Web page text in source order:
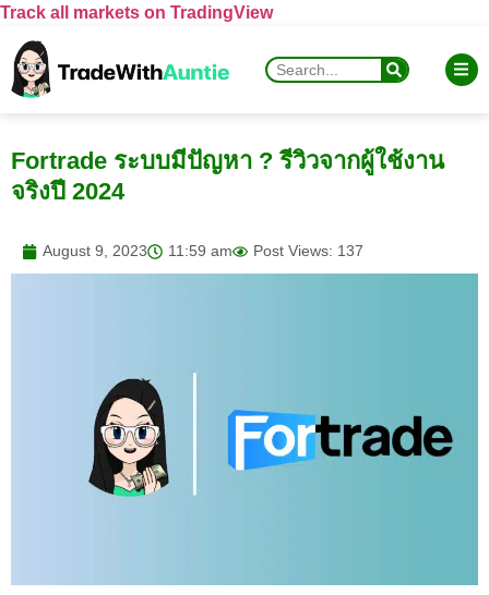
Track all markets on TradingView
Fortrade ระบบมีปัญหา ? รีวิวจากผู้ใช้งาน
จริงปี 2024
August 9, 2023 11:59 am Post Views: 137